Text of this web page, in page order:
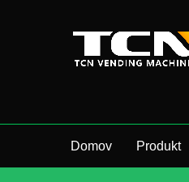
Domov Produkt
predajných